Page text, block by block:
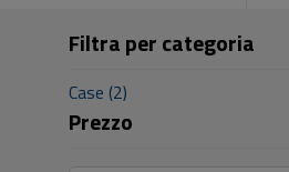
Filtra per categoria
Case (2)
Prezzo